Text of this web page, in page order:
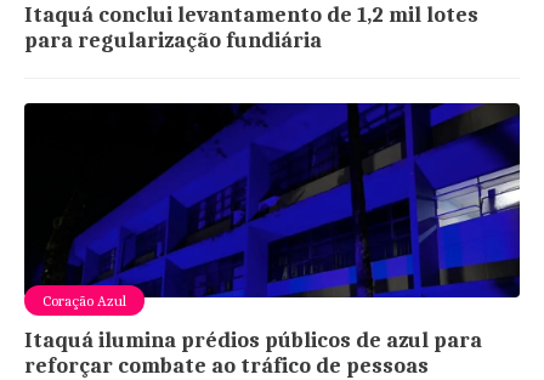
Itaquá conclui levantamento de 1,2 mil lotes
para regularização fundiária
Coração Azul
Itaquá ilumina prédios públicos de azul para
reforçar combate ao tráfico de pessoas